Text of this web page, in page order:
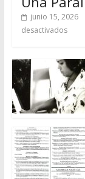
junio 15, 2026
desactivados